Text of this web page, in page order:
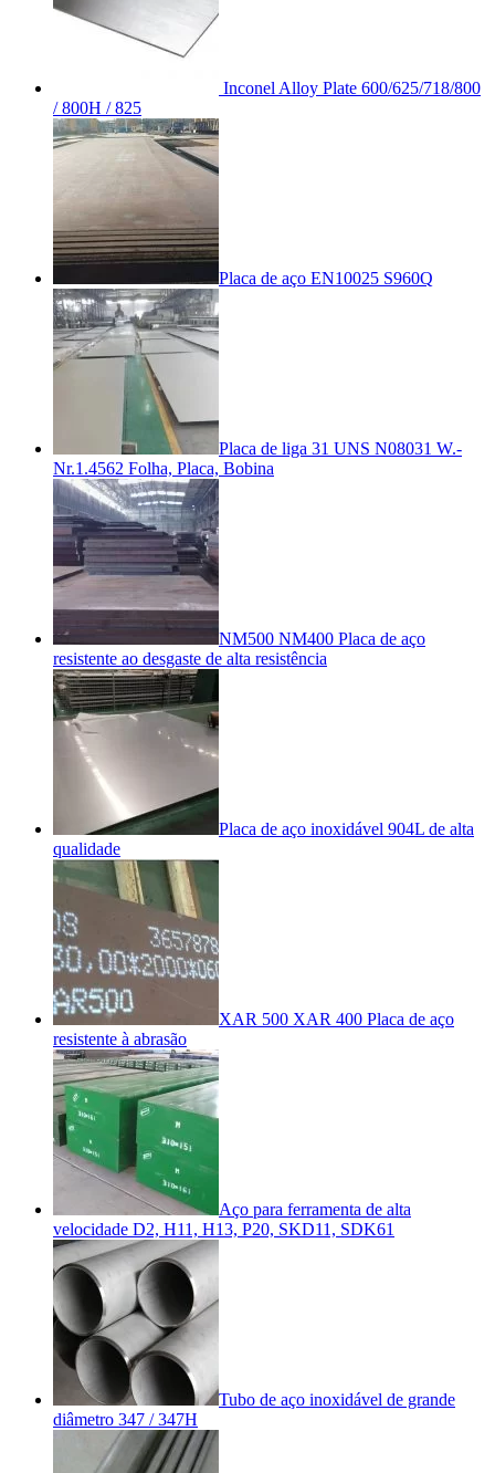
Inconel Alloy Plate 600/625/718/800
/ 800H / 825
Placa de aço EN10025 S960Q
Placa de liga 31 UNS N08031 W.-
Nr.1.4562 Folha, Placa, Bobina
NM500 NM400 Placa de aço
resistente ao desgaste de alta resistência
Placa de aço inoxidável 904L de alta
qualidade
XAR 500 XAR 400 Placa de aço
resistente à abrasão
Aço para ferramenta de alta
velocidade D2, H11, H13, P20, SKD11, SDK61
Tubo de aço inoxidável de grande
diâmetro 347 / 347H